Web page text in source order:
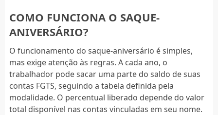
COMO FUNCIONA O SAQUE-
ANIVERSÁRIO?
O funcionamento do saque-aniversário é simples,
mas exige atenção às regras. A cada ano, o
trabalhador pode sacar uma parte do saldo de suas
contas FGTS, seguindo a tabela definida pela
modalidade. O percentual liberado depende do valor
total disponível nas contas vinculadas em seu nome.